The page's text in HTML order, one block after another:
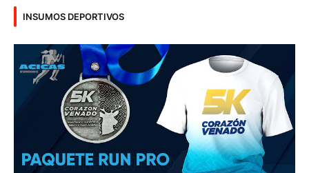
INSUMOS DEPORTIVOS